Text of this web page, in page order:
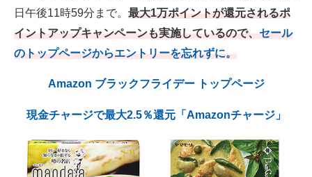
ITの今と未来を見通す
スマホと通信の最新トレンド
進化するPCとデバイスの未来
好きが集まる 比べて選べる
ビジネスと働き方のヒント
AI活用のいまが分かる
日午後11時59分まで。 最大1万ポイントが還元されるポ
イントアップキャンペーンも実施しているので、セール
のトップページからエントリーを忘れずに。
Amazon ブラックフライデー トップページ
現金チャージで最大2.5％還元「Amazonチャージ」